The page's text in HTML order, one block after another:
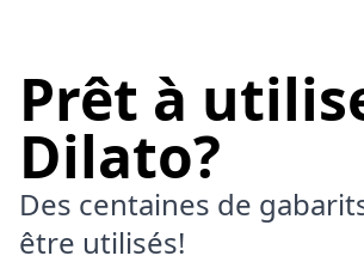
Prêt à
Dilato?
Des centaines de
être utilisés!